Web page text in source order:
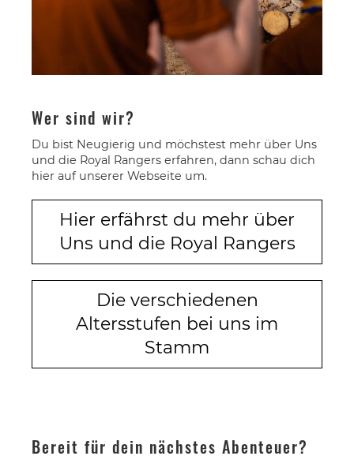
Wer sind wir?
Du bist Neugierig und möchstest mehr über Uns
und die Royal Rangers erfahren, dann schau dich
hier auf unserer Webseite um.
Hier erfährst du mehr über
Uns und die Royal Rangers
Die verschiedenen
Altersstufen bei uns im
Stamm
Bereit für dein nächstes Abenteuer?